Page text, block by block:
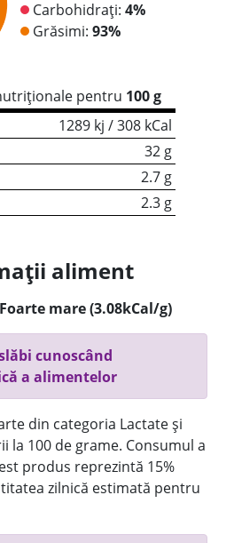
Carbohidrați: 4%
Grăsimi: 93%
pentru 100 g
1289 kj / 308 kCal
32 g
2.7 g
2.3 g
aliment
Foarte mare (3.08kCal/g)
cunoscând
a alimentelor
din categoria Lactate și
la 100 de grame. Consumul a
produs reprezintă 15%
zilnică estimată pentru